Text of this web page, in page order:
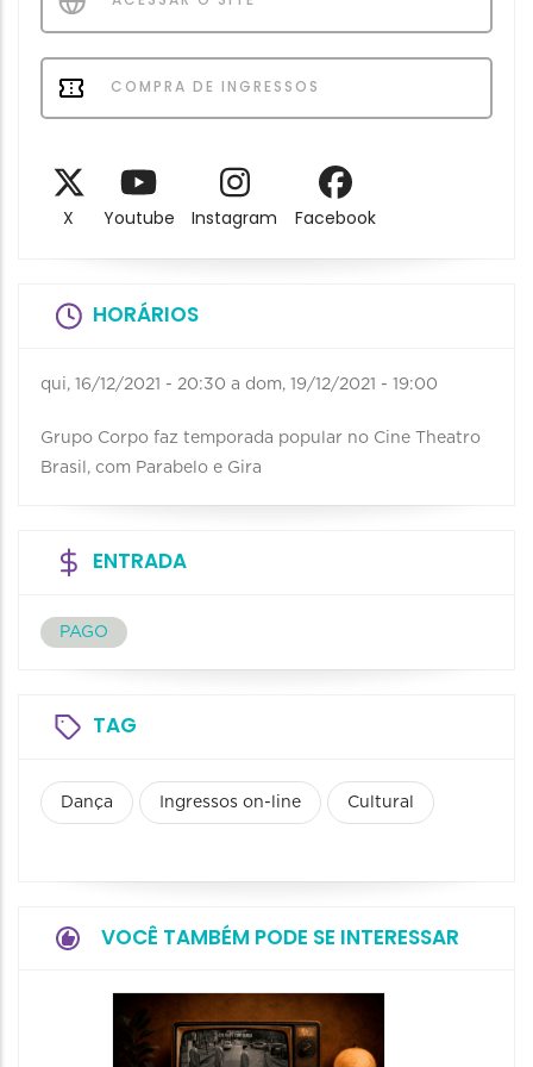
COMPRA DE INGRESSOS
X Youtube Instagram Facebook
HORÁRIOS
qui, 16/12/2021 - 20:30 a dom, 19/12/2021 - 19:00
Grupo Corpo faz temporada popular no Cine Theatro
Brasil, com Parabelo e Gira
ENTRADA
PAGO
TAG
Dança Ingressos on-line Cultural
VOCÊ TAMBÉM PODE SE INTERESSAR